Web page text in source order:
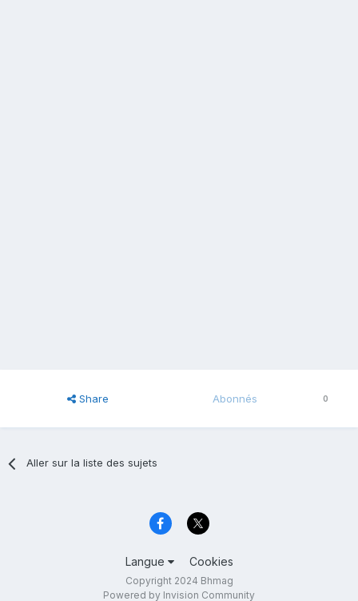
Share Abonnés 0
Aller sur la liste des sujets
Langue Cookies
Copyright 2024 Bhmag
Powered by Invision Community